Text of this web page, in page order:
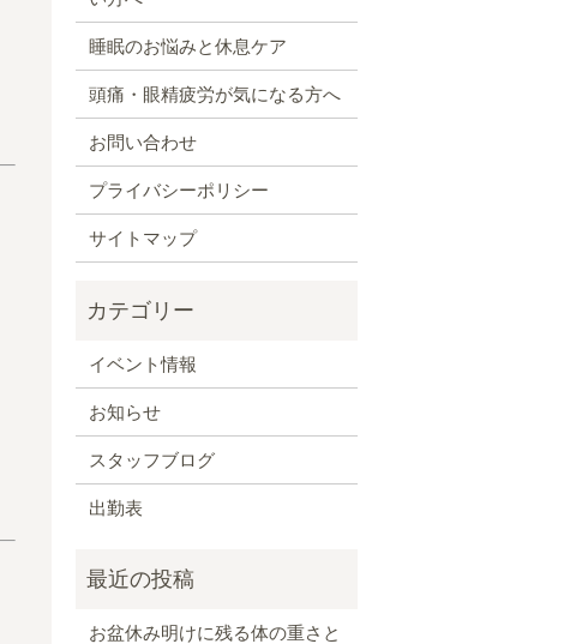
睡眠のお悩みと休息ケア
頭痛・眼精疲労が気になる方へ
お問い合わせ
プライバシーポリシー
サイトマップ
イベント情報
お知らせ
スタッフブログ
出勤表
お盆休み明けに残る体の重さと